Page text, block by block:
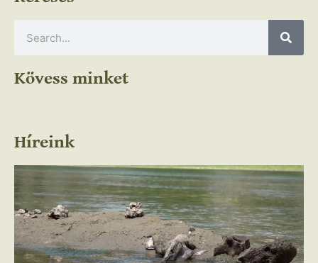
Kövess minket
Híreink